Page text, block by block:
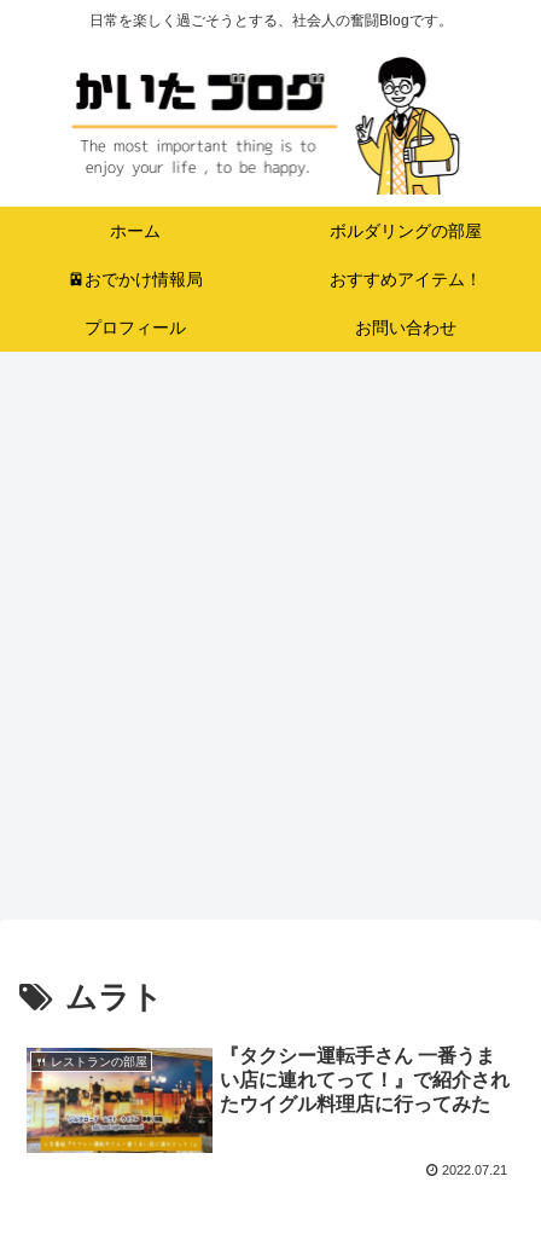
日常を楽しく過ごそうとする、社会人の奮闘Blogです。
ホーム ボルダリングの部屋
🚈おでかけ情報局 おすすめアイテム！
プロフィール お問い合わせ
ムラト
🍴 レストランの部屋
『タクシー運転手さん 一番うま
い店に連れてって！』で紹介され
たウイグル料理店に行ってみた
2022.07.21